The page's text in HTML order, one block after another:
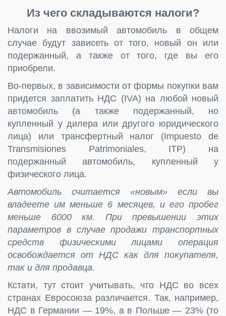
Из чего складываются налоги?
Налоги на ввозимый автомобиль в общем
случае будут зависеть от того, новый он или
подержанный, а также от того, где вы его
приобрели.
Во-первых, в зависимости от формы покупки вам
придется заплатить НДС (IVA) на любой новый
автомобиль (а также подержанный, но
купленный у дилера или другого юридического
лица) или трансфертный налог (Impuesto de
Transmisiones Patrimoniales, ITP) на
подержанный автомобиль, купленный у
физического лица.
Автомобиль считается «новым» если вы
владеете им меньше 6 месяцев, и его пробег
меньше 6000 км. При превышении этих
параметров в случае продажи транспортных
средств физическими лицами операция
освобождается от НДС как для покупателя,
так и для продавца.
Кстати, тут стоит учитывать, что НДС во всех
странах Евросоюза различается. Так, например,
НДС в Германии — 19%, а в Польше — 23% (то